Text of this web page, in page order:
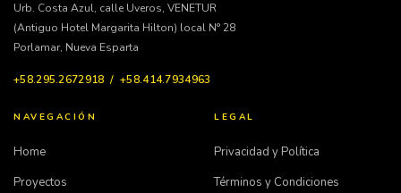
Urb. Costa Azul, calle Uveros, VENETUR
(Antiguo Hotel Margarita Hilton) local N° 28
Porlamar, Nueva Esparta
+58.295.2672918 / +58.414.7934963
NAVEGACIÓN
Home
Proyectos
LEGAL
Privacidad y Política
Términos y Condiciones